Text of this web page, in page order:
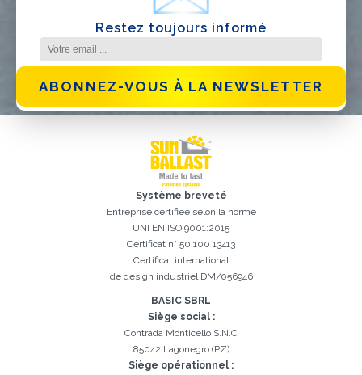
Restez toujours informé
ABONNEZ-VOUS À LA NEWSLETTER
Le champ Prénom est obligatoire
Le champ Nom est obligatoire
Le champ Agence est obligatoire
Le champ Ville est obligatoire
Le champ Téléphone est obligatoire
Le champ E-mail est obligatoire
E-mail saisi invalide
Il est essentiel d'accepter la politique de confidentialité
Inscription réussi. Vérifiez votre boîte e-mail pour procéder à
l'activation
Désolé, vous avez rencontré l'erreur suivante:
Système breveté
Entreprise certifiée selon la norme
UNI EN ISO 9001:2015
Certificat n° 50 100 13413
Certificat international
de design industriel DM/056946
BASIC SBRL
Siège social :
Contrada Monticello S.N.C
85042 Lagonegro (PZ)
Siège opérationnel :